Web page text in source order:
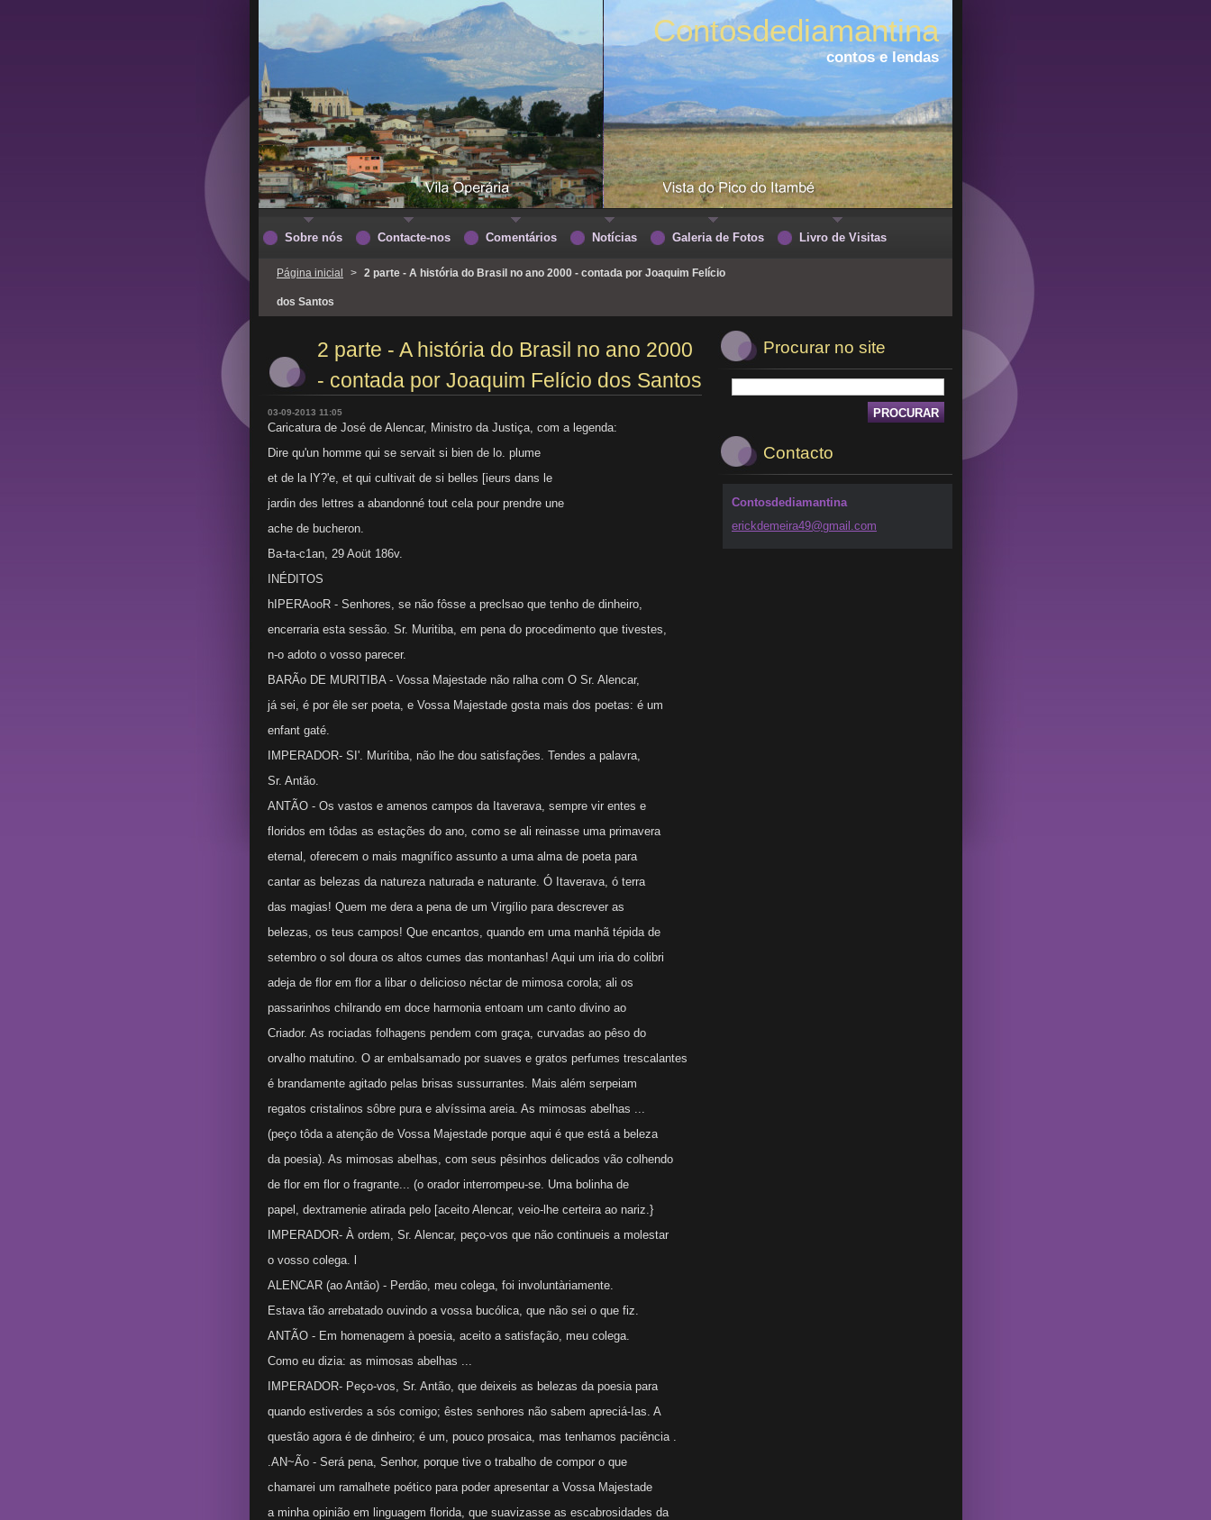
Contosdediamantina
contos e lendas
Página inicial > 2 parte - A história do Brasil no ano 2000 - contada por Joaquim Felício
dos Santos
2 parte - A história do Brasil no ano 2000
- contada por Joaquim Felício dos Santos
03-09-2013 11:05
Caricatura de José de Alencar, Ministro da Justiça, com a legenda:
Dire qu'un homme qui se servait si bien de lo. plume
et de la lY?'e, et qui cultivait de si belles [ieurs dans le
jardin des lettres a abandonné tout cela pour prendre une
ache de bucheron.
Ba-ta-c1an, 29 Aoüt 186v.
INÉDITOS
hIPERAooR - Senhores, se não fôsse a preclsao que tenho de dinheiro,
encerraria esta sessão. Sr. Muritiba, em pena do procedimento que tivestes,
n-o adoto o vosso parecer.
BARÃo DE MURITIBA - Vossa Majestade não ralha com O Sr. Alencar,
já sei, é por êle ser poeta, e Vossa Majestade gosta mais dos poetas: é um
enfant gaté.
IMPERADOR- SI'. Murítiba, não lhe dou satisfações. Tendes a palavra,
Sr. Antão.
ANTÃO - Os vastos e amenos campos da Itaverava, sempre vir entes e
floridos em tôdas as estações do ano, como se ali reinasse uma primavera
eternal, oferecem o mais magnífico assunto a uma alma de poeta para
cantar as belezas da natureza naturada e naturante. Ó Itaverava, ó terra
das magias! Quem me dera a pena de um Virgílio para descrever as
belezas, os teus campos! Que encantos, quando em uma manhã tépida de
setembro o sol doura os altos cumes das montanhas! Aqui um iria do colibri
adeja de flor em flor a libar o delicioso néctar de mimosa corola; ali os
passarinhos chilrando em doce harmonia entoam um canto divino ao
Criador. As rociadas folhagens pendem com graça, curvadas ao pêso do
orvalho matutino. O ar embalsamado por suaves e gratos perfumes trescalantes
é brandamente agitado pelas brisas sussurrantes. Mais além serpeiam
regatos cristalinos sôbre pura e alvíssima areia. As mimosas abelhas ...
(peço tôda a atenção de Vossa Majestade porque aqui é que está a beleza
da poesia). As mimosas abelhas, com seus pêsinhos delicados vão colhendo
de flor em flor o fragrante... (o orador interrompeu-se. Uma bolinha de
papel, dextramenie atirada pelo [aceito Alencar, veio-lhe certeira ao nariz.}
IMPERADOR- À ordem, Sr. Alencar, peço-vos que não continueis a molestar
o vosso colega. l
ALENCAR (ao Antão) - Perdão, meu colega, foi involuntàriamente.
Estava tão arrebatado ouvindo a vossa bucólica, que não sei o que fiz.
ANTÃO - Em homenagem à poesia, aceito a satisfação, meu colega.
Como eu dizia: as mimosas abelhas ...
IMPERADOR- Peço-vos, Sr. Antão, que deixeis as belezas da poesia para
quando estiverdes a sós comigo; êstes senhores não sabem apreciá-Ias. A
questão agora é de dinheiro; é um, pouco prosaica, mas tenhamos paciência .
.AN~Ão - Será pena, Senhor, porque tive o trabalho de compor o que
chamarei um ramalhete poético para poder apresentar a Vossa Majestade
a minha opinião em linguagem florida, que suavizasse as escabrosidades da
Procurar no site
Contacto
Contosdediamantina
erickdemeira49@gmail.com
Sobre nós Contacte-nos Comentários Notícias Galeria de Fotos Livro de Visitas